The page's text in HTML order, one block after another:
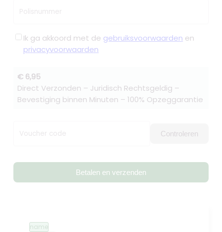
Polisnummer
Ik ga akkoord met de gebruiksvoorwaarden en
privacyvoorwaarden
€ 6,95
Direct Verzonden – Juridisch Rechtsgeldig –
Bevestiging binnen Minuten – 100% Opzeggarantie
Voucher code Controleren
Betalen en verzenden
name